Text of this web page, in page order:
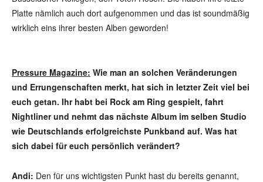
Platte nämlich auch dort aufgenommen und das ist soundmäßig
wirklich eins ihrer besten Alben geworden!
Pressure Magazine: Wie man an solchen Veränderungen
und Errungenschaften merkt, hat sich in letzter Zeit viel bei
euch getan. Ihr habt bei Rock am Ring gespielt, fahrt
Nightliner und nehmt das nächste Album im selben Studio
wie Deutschlands erfolgreichste Punkband auf. Was hat
sich dabei für euch persönlich verändert?
Andi: Den für uns wichtigsten Punkt hast du bereits genannt,